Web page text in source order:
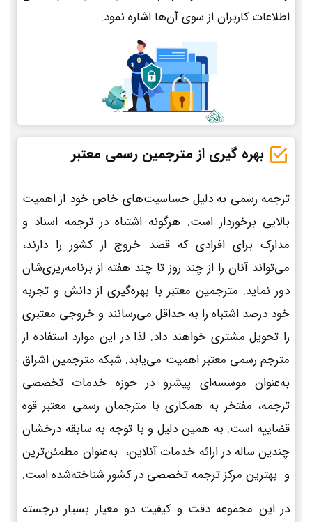
اطلاعات کاربران از سوی آن‌ها اشاره نمود.
بهره گیری از مترجمین رسمی معتبر
ترجمه رسمی به دلیل حساسیت‌های خاص خود از اهمیت
بالایی برخوردار است. هرگونه اشتباه در ترجمه اسناد و
مدارک برای افرادی که قصد خروج از کشور را دارند،
می‌تواند آنان را از چند روز تا چند هفته از برنامه‌ریزی‌شان
دور نماید. مترجمین معتبر با بهره‌گیری از دانش و تجربه
خود درصد اشتباه را به حداقل می‌رسانند و خروجی معتبری
را تحویل مشتری خواهند داد. لذا در این موارد استفاده از
مترجم رسمی معتبر اهمیت می‌یابد. شبکه مترجمین اشراق
به‌عنوان موسسه‌ای پیشرو در حوزه خدمات تخصصی
ترجمه، مفتخر به همکاری با مترجمان رسمی معتبر قوه
قضاییه است. به همین دلیل و با توجه به سابقه درخشان
چندین ساله در ارائه خدمات آنلاین، به‌عنوان مطمئن‌ترین
و بهترین مرکز ترجمه تخصصی در کشور شناخته‌شده است.
در این مجموعه دقت و کیفیت دو معیار بسیار برجسته